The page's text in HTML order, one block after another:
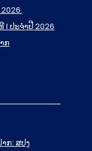
ປະຈຳປີ 2026
ກ
ກ: ສປງ